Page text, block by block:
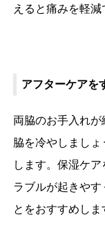
えると痛みを軽減
アフターケアを
両脇のお手入れ
脇を冷やしまし
します。保湿ケ
ラブルが起きやす
とをおすすめしま